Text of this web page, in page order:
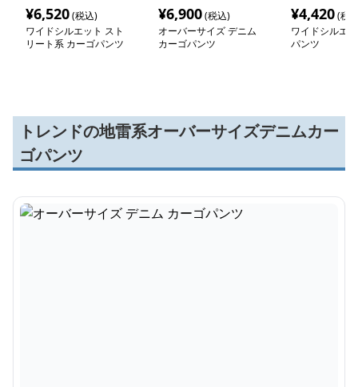
¥6,520(税込)
ワイドシルエット スト
リート系 カーゴパンツ
¥6,900(税込)
オーバーサイズ デニム
カーゴパンツ
¥4,420(税
ワイドシルエ
パンツ
トレンドの地雷系オーバーサイズデニムカー
ゴパンツ